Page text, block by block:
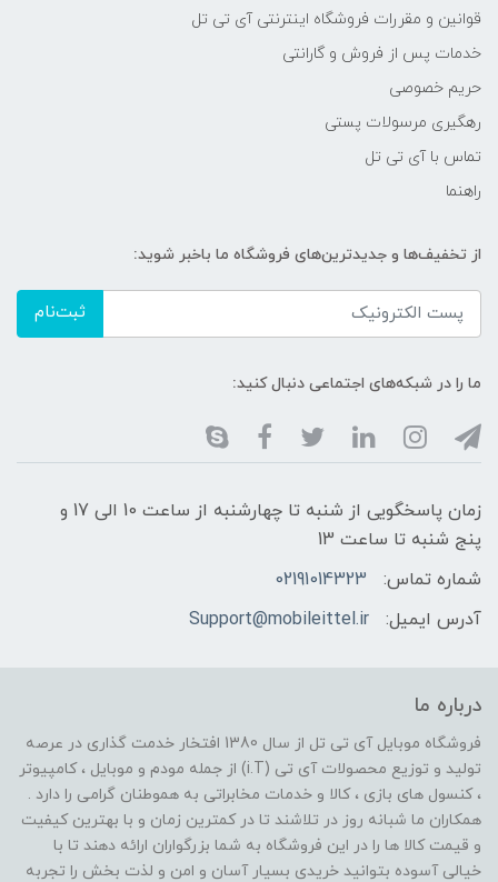
قوانین و مقررات فروشگاه اینترنتی آی تی تل
خدمات پس از فروش و گارانتی
حریم خصوصی
رهگیری مرسولات پستی
تماس با آی تی تل
راهنما
از تخفیف‌ها و جدیدترین‌های فروشگاه ما باخبر شوید:
ثبت‌نام
ما را در شبکه‌های اجتماعی دنبال کنید:
زمان پاسخگویی از شنبه تا چهارشنبه از ساعت 10 الی 17 و
پنج شنبه تا ساعت 13
شماره تماس:
02191014323
آدرس ایمیل:
Support@mobileittel.ir
درباره ما
فروشگاه موبایل آی تی تل از سال 1380 افتخار خدمت گذاری در عرصه
تولید و توزیع محصولات آی تی (i.T) از جمله مودم و موبایل ، کامپیوتر
، کنسول های بازی ، کالا و خدمات مخابراتی به هموطنان گرامی را دارد .
همکاران ما شبانه روز در تلاشند تا در کمترین زمان و با بهترین کیفیت
و قیمت کالا ها را در این فروشگاه به شما بزرگواران ارائه دهند تا با
خیالی آسوده بتوانید خریدی بسیار آسان و امن و لذت بخش را تجربه